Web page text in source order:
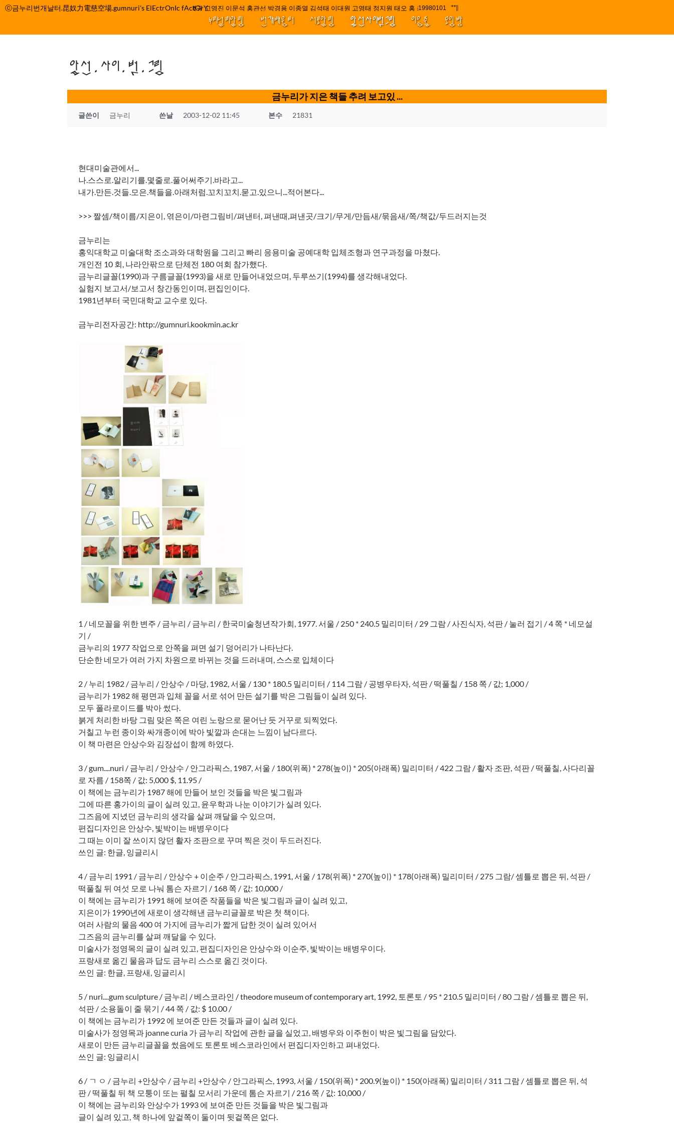
컨ⓒ금누리번개날터.昆奴力電慈空場.gumnuri's ElEctrOnIc fActOrY박정관 조명규 고영진 이문석 홍관선 박경용 이종열 김석태 이대원 고영태 정지원 태오 홍 최윤호 백지원 김효정 금드레 임형모 양동열 안길재 김성태 이율 유성민 손윤희 이은미 민
19980101
////||||****||||
누리널리알림 번개배움터 서로알림 앞선사이벗그림 이음줄 모임방
앞선.사이.벗.그림
금누리가 지은 책들 추려 보고있 ...
글쓴이 금누리 쓴날 2003-12-02 11:45 본수 21831
현대미술관에서...
나.스스로.알리기를.몇줄로.풀어써주기.바라고...
내가.만든.것들.모은.책들을.아래처럼.꼬치꼬치.묻고.있으니...적어본다...
>>> 짤셈/책이름/지은이, 엮은이/마련그림비/펴낸터, 펴낸때,펴낸곳/크기/무게/만듬새/묶음새/쪽/책값/두드러지는것
금누리는
홍익대학교 미술대학 조소과와 대학원을 그리고 빠리 응용미술 공예대학 입체조형과 연구과정을 마쳤다.
개인전 10 회, 나라안팎으로 단체전 180 여회 참가했다.
금누리글꼴(1990)과 구름글꼴(1993)을 새로 만들어내었으며, 두루쓰기(1994)를 생각해내었다.
실험지 보고서/보고서 창간동인이며, 편집인이다.
1981년부터 국민대학교 교수로 있다.
금누리전자공간: http://gumnuri.kookmin.ac.kr
1 / 네모꼴을 위한 변주 / 금누리 / 금누리 / 한국미술청년작가회, 1977. 서울 / 250 * 240.5 밀리미터 / 29 그람 / 사진식자, 석판 / 눌러 접기 / 4 쪽 * 네모설
기 /
금누리의 1977 작업으로 안쪽을 펴면 설기 덩어리가 나타난다.
단순한 네모가 여러 가지 차원으로 바뀌는 것을 드러내며, 스스로 입체이다
2 / 누리 1982 / 금누리 / 안상수 / 마당, 1982, 서울 / 130 * 180.5 밀리미터 / 114 그람 / 공병우타자, 석판 / 떡풀칠 / 158 쪽 / 값; 1,000 /
금누리가 1982 해 평면과 입체 꼴을 서로 섞어 만든 설기를 박은 그림들이 실려 있다.
모두 폴라로이드를 박아 썼다.
붉게 처리한 바탕 그림 맞은 쪽은 여린 노랑으로 묻어난 듯 거꾸로 되찍었다.
거칠고 누런 종이와 싸개종이에 박아 빛깔과 손대는 느낌이 남다르다.
이 책 마련은 안상수와 김장섭이 함께 하였다.
3 / gum....nuri / 금누리 / 안상수 / 안그라픽스, 1987, 서울 / 180(위폭) * 278(높이) * 205(아래폭) 밀리미터 / 422 그람 / 활자 조판, 석판 / 떡풀칠, 사다리꼴
로 자름 / 158쪽 / 값: 5,000 $, 11.95 /
이 책에는 금누리가 1987 해에 만들어 보인 것들을 박은 빛그림과
그에 따른 홍가이의 글이 실려 있고, 윤우학과 나눈 이야기가 실려 있다.
그즈음에 지녔던 금누리의 생각을 살펴 깨달을 수 있으며,
편집디자인은 안상수, 빛박이는 배병우이다
그 때는 이미 잘 쓰이지 않던 활자 조판으로 꾸며 찍은 것이 두드러진다.
쓰인 글: 한글, 잉글리시
4 / 금누리 1991 / 금누리 / 안상수 + 이순주 / 안그라픽스, 1991, 서울 / 178(위폭) * 270(높이) * 178(아래폭) 밀리미터 / 275 그람/ 셈틀로 뽑은 뒤, 석판 /
떡풀칠 뒤 여섯 모로 나눠 톰슨 자르기 / 168 쪽 / 값: 10,000 /
이 책에는 금누리가 1991 해에 보여준 작품들을 박은 빛그림과 글이 실려 있고,
지은이가 1990년에 새로이 생각해낸 금누리글꼴로 박은 첫 책이다.
여러 사람의 물음 400 여 가지에 금누리가 짧게 답한 것이 실려 있어서
그즈음의 금누리를 살펴 깨달을 수 있다.
미술사가 정영목의 글이 실려 있고, 편집디자인은 안상수와 이순주, 빛박이는 배병우이다.
프랑새로 옮긴 물음과 답도 금누리 스스로 옮긴 것이다.
쓰인 글: 한글, 프랑새, 잉글리시
5 / nuri....gum sculpture / 금누리 / 베스코라인 / theodore museum of contemporary art, 1992, 토론토 / 95 * 210.5 밀리미터 / 80 그람 / 셈틀로 뽑은 뒤,
석판 / 소용돌이 줄 묶기 / 44 쪽 / 값: $ 10.00 /
이 책에는 금누리가 1992 에 보여준 만든 것들과 글이 실려 있다.
미술사가 정영목과 joanne curia 가 금누리 작업에 관한 글을 실었고, 배병우와 이주헌이 박은 빛그림을 담았다.
새로이 만든 금누리글꼴을 썼음에도 토론토 베스코라인에서 편집디자인하고 펴내었다.
쓰인 글: 잉글리시
6 / ㄱ ㅇ / 금누리 +안상수 / 금누리 +안상수 / 안그라픽스, 1993, 서울 / 150(위폭) * 200.9(높이) * 150(아래폭) 밀리미터 / 311 그람 / 셈틀로 뽑은 뒤, 석
판 / 떡풀칠 뒤 책 모퉁이 또는 펼칠 모서리 가운데 톰슨 자르기 / 216 쪽 / 값: 10,000 /
이 책에는 금누리와 안상수가 1993 에 보여준 만든 것들을 박은 빛그림과
글이 실려 있고, 책 하나에 앞겉쪽이 둘이며 뒷겉쪽은 없다.